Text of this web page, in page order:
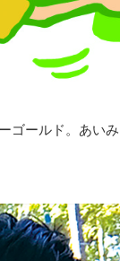
ゴールド。あい